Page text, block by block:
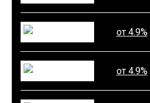
от 4.9%
от 4.9%